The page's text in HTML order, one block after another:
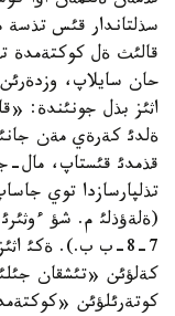
سذلتاندار قئس تذسة
قالئث ةل كوكتةمدة
حان سايلاپ،
اثئز بذل جونئندة:
ةلدئ كةرةي مةن
قذمدئ قئستاپ، مال-
تذلپارسازدا توي
(ةلةؤذلئ م. شؤ
7-8-ب ب.). ةكئ
كةلؤئن «تئشقان
كوتةرئلؤئن